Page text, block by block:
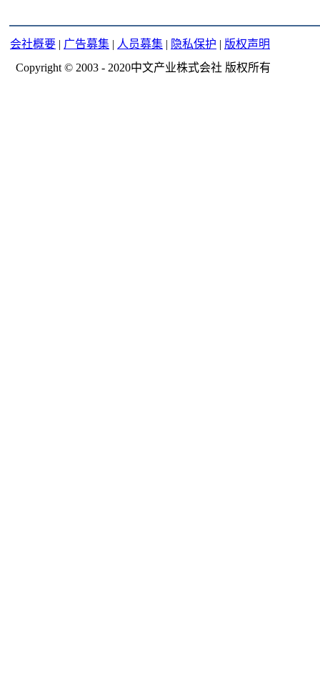
会社概要 | 广告募集 | 人员募集 | 隐私保护 | 版权声明
Copyright © 2003 - 2020中文产业株式会社 版权所有